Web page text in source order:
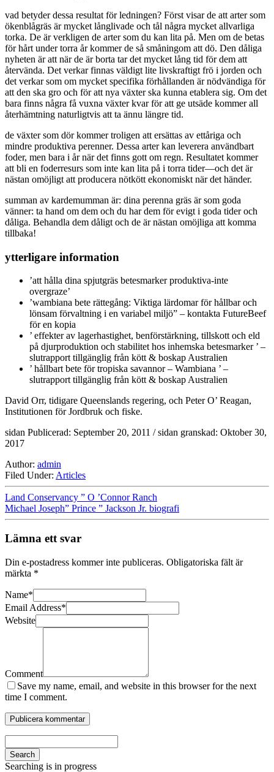
vad betyder dessa resultat för ledningen? Först visar de att arter som
ökenblågräs är mycket långlivade och tål några mycket allvarliga
torka. De är verkligen de arter som du kan lita på. Men om de betas
för hårt under torra år kommer de så småningom att dö. Den dåliga
nyheten är att när de är borta tar det mycket lång tid för dem att
återvända. Det verkar finnas väldigt lite livskraftigt frö i jorden och
det verkar som om mycket specifika förhållanden är nödvändiga för
att den ska gro och för att nya växter ska kunna etablera sig. Om det
bara finns några få vuxna växter kvar för att ge utsäde kommer all
återhämtning naturligtvis att ta ännu längre tid.
de växter som dör kommer troligen att ersättas av ettåriga och
mindre produktiva perenner. Dessa arter kan leverera användbart
foder, men bara i år när det finns gott om regn. Resultatet kommer
att bli en foderresurs som inte kan lita på i torra tider—och det är
nästan omöjligt att producera nötkött ekonomiskt när det händer.
summan av kardemumman är: dina perenna gräs är som goda
vänner: ta hand om dem och du har dem för evigt i goda tider och
dåliga. Behandla dem dåligt och de är nästan omöjliga att komma
tillbaka!
ytterligare information
’att hålla dina spjutgräs betesmarker produktiva-inte
overgraze’
’wambiana bete rättegång: Viktiga lärdomar för hållbar och
lönsam förvaltning i en variabel miljö” – kontakta FutureBeef
för en kopia
’ effekter av lagerhastighet, benförstärkning, tillskott och eld
på djurproduktion och stabilitet hos inhemska betesmarker ’ –
slutrapport tillgänglig från kött & boskap Australien
’ hållbart bete för tropiska savannor – Wambiana ’ –
slutrapport tillgänglig från kött & boskap Australien
David Orr, tidigare Queenslands regering, och Peter O’ Reagan,
Institutionen för Jordbruk och fiske.
sidan Publicerad: September 20, 2011 / sidan granskad: Oktober 30,
2017
Author: admin
Filed Under: Articles
Land Conservancy ” O ’Connor Ranch
Michael Joseph” Prince ” Jackson Jr. biografi
Lämna ett svar
Din e-postadress kommer inte publiceras. Obligatoriska fält är
märkta *
Name*
Email Address*
Website
Comment
Save my name, email, and website in this browser for the next
time I comment.
Search
Searching is in progress